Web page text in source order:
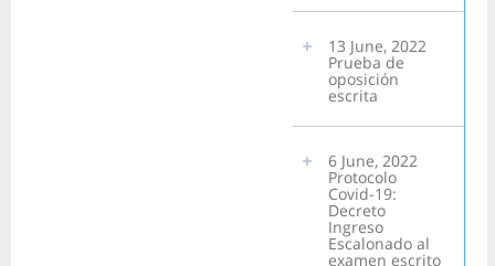
13 June, 2022
Prueba de
oposición
escrita
6 June, 2022
Protocolo
Covid-19:
Decreto
Ingreso
Escalonado al
examen escrito